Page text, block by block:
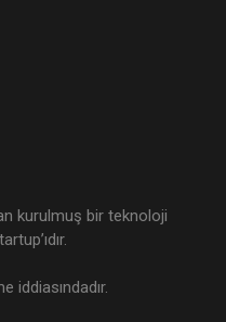
kurulmuş bir teknoloji
iddiasındadır.